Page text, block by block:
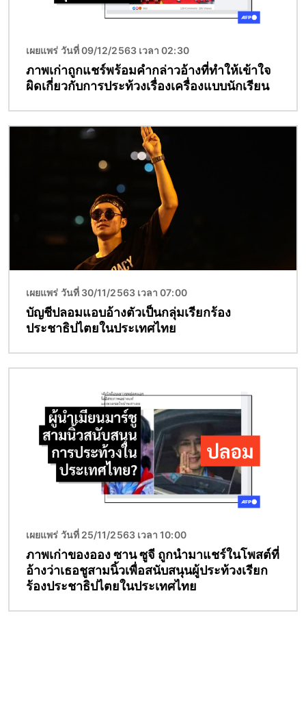
เผยแพร่ วันที่ 09/12/2563 เวลา 02:30
ภาพเก่าถูกแชร์พร้อมคำกล่าวอ้างที่ทำให้เข้าใจ
ผิดเกี่ยวกับการประท้วงเรื่องเครื่องแบบนักเรียน
เผยแพร่ วันที่ 30/11/2563 เวลา 07:00
บัญชีปลอมแอบอ้างตัวเป็นกลุ่มเรียกร้อง
ประชาธิปไตยในประเทศไทย
เผยแพร่ วันที่ 25/11/2563 เวลา 10:00
ภาพเก่าของออง ซาน ซูจี ถูกนำมาแชร์ในโพสต์ที่
อ้างว่าเธอชูสามนิ้วเพื่อสนับสนุนผู้ประท้วงเรียก
ร้องประชาธิปไตยในประเทศไทย